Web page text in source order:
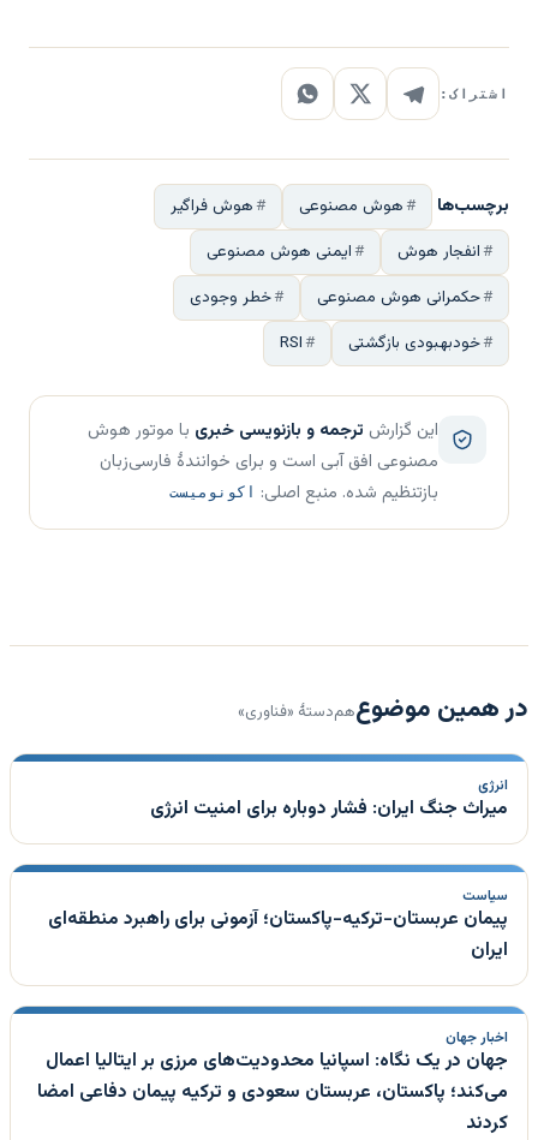
اشتراک:
برچسب‌ها هوش مصنوعی
هوش فراگیر
انفجار هوش
ایمنی هوش مصنوعی
حکمرانی هوش مصنوعی
خطر وجودی
خودبهبودی بازگشتی
RSI
این گزارش ترجمه و بازنویسی خبری با موتور هوش
مصنوعی افق آبی است و برای خوانندهٔ فارسی‌زبان
بازتنظیم شده. منبع اصلی:
اکونومیست
در همین موضوعهم‌دستهٔ «فناوری»
انرژی
میراث جنگ ایران: فشار دوباره برای امنیت انرژی
سیاست
پیمان عربستان-ترکیه-پاکستان؛ آزمونی برای راهبرد منطقه‌ای
ایران
اخبار جهان
جهان در یک نگاه: اسپانیا محدودیت‌های مرزی بر ایتالیا اعمال
می‌کند؛ پاکستان، عربستان سعودی و ترکیه پیمان دفاعی امضا
کردند